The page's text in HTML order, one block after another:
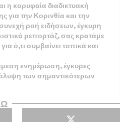
η κορυφαία διαδικτυακή
την Κορινθία και την
ροή ειδήσεων, έγκυρη
ρεπορτάζ, σας κρατάμε
ό,τι συμβαίνει τοπικά και
ενημέρωση, έγκυρες
των σημαντικότερων